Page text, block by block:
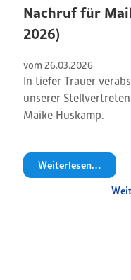
Nachruf für
2026)
vom 26.03.2026
In tiefer Trauer
unserer
Maike Huskamp.
Weiterlesen…